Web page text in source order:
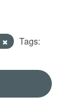
Tags: